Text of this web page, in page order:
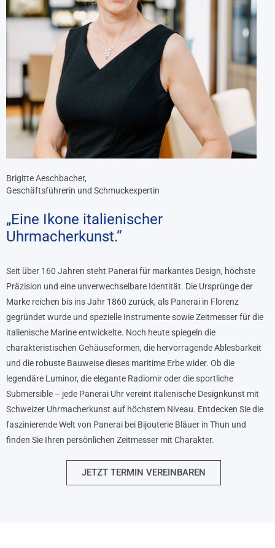
Brigitte Aeschbacher,
Geschäftsführerin und Schmuckexpertin
„Eine Ikone italienischer
Uhrmacherkunst.“
Seit über 160 Jahren steht Panerai für markantes Design, höchste
Präzision und eine unverwechselbare Identität. Die Ursprünge der
Marke reichen bis ins Jahr 1860 zurück, als Panerai in Florenz
gegründet wurde und spezielle Instrumente sowie Zeitmesser für die
italienische Marine entwickelte. Noch heute spiegeln die
charakteristischen Gehäuseformen, die hervorragende Ablesbarkeit
und die robuste Bauweise dieses maritime Erbe wider. Ob die
legendäre Luminor, die elegante Radiomir oder die sportliche
Submersible – jede Panerai Uhr vereint italienische Designkunst mit
Schweizer Uhrmacherkunst auf höchstem Niveau. Entdecken Sie die
faszinierende Welt von Panerai bei Bijouterie Bläuer in Thun und
finden Sie Ihren persönlichen Zeitmesser mit Charakter.
JETZT TERMIN VEREINBAREN